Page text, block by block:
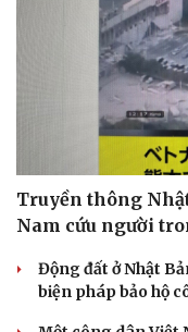
Truyền thông
Nam cứu người
Động đất ở Nhật
biện pháp bảo hộ